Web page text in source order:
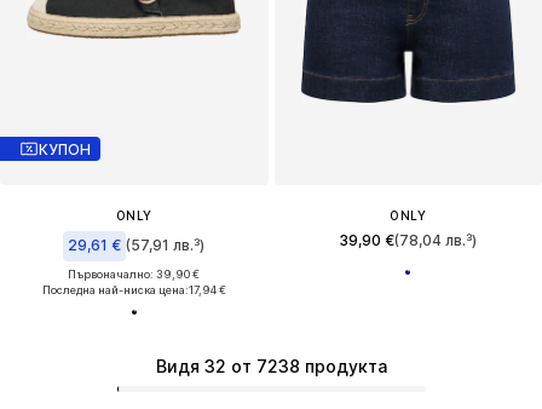
КУПОН
ONLY
29,61 € (57,91 лв.³)
Първоначално: 39,90 €
Последна най-ниска цена:17,94 €
ONLY
39,90 €(78,04 лв.³)
Видя 32 от 7238 продукта